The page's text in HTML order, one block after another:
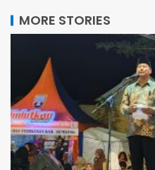
MORE STORIES